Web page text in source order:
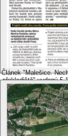
Článek "Malešice.
překladiště" vydaný
v deníku Metro